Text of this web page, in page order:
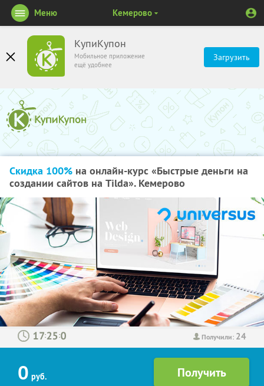
КупиКупон
Мобильное приложение
ещё удобнее
Загрузить
Меню Кемерово
Скидка 100% на онлайн-курс «Быстрые деньги на
создании сайтов на Tilda». Кемерово
Получили: 24
: :
0 руб.